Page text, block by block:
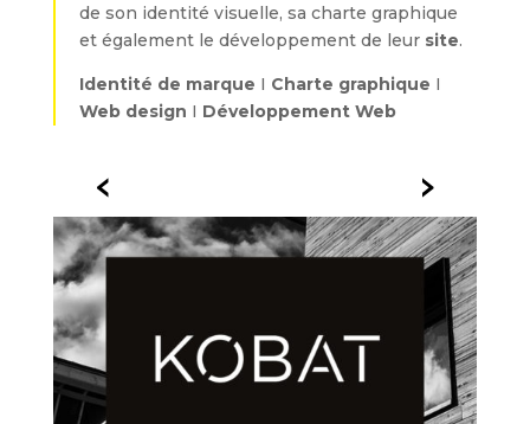
de son identité visuelle, sa charte graphique
et également le développement de leur site.
Identité de marque I Charte graphique I
Web design I Développement Web